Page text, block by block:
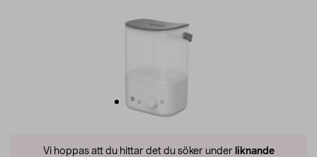
Vi hoppas att du hittar det du söker under liknande